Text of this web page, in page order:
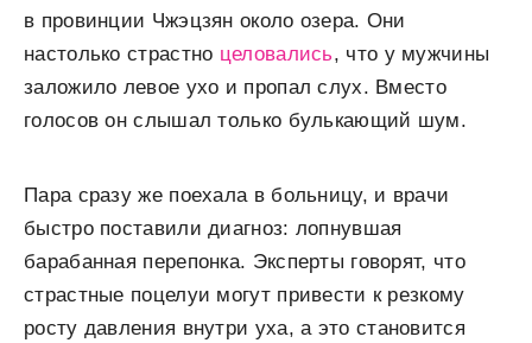
в провинции Чжэцзян около озера. Они
настолько страстно целовались, что у мужчины
заложило левое ухо и пропал слух. Вместо
голосов он слышал только булькающий шум.
Пара сразу же поехала в больницу, и врачи
быстро поставили диагноз: лопнувшая
барабанная перепонка. Эксперты говорят, что
страстные поцелуи могут привести к резкому
росту давления внутри уха, а это становится